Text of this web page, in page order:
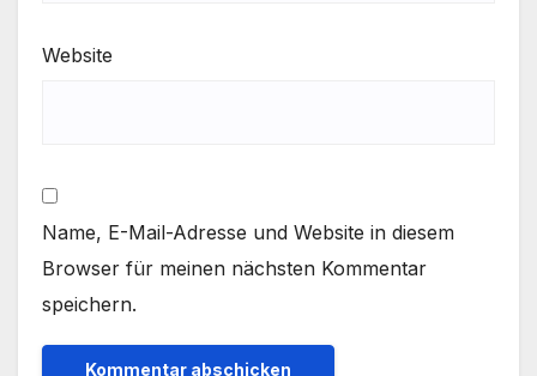
Website
Name, E-Mail-Adresse und Website in diesem
Browser für meinen nächsten Kommentar
speichern.